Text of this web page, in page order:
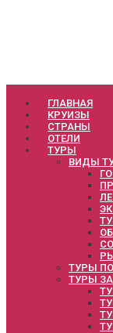
ГЛАВНАЯ
КРУИЗЫ
СТРАНЫ
ОТЕЛИ
ТУРЫ
ВИДЫ
ТУРЫ
ТУРЫ